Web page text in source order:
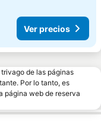
Ver precios
de las páginas
Por lo tanto, es
página web de reserva